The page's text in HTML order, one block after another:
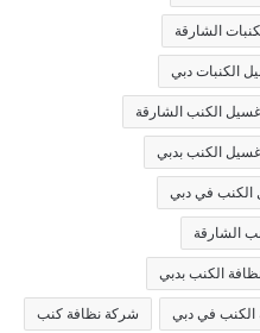
الشارقة
الكنبات دبي
الكنب الشارقة
الكنب بدبي
في دبي
الشارقة
الكنب بدبي
الكنب في دبي شركة نظافة كنب